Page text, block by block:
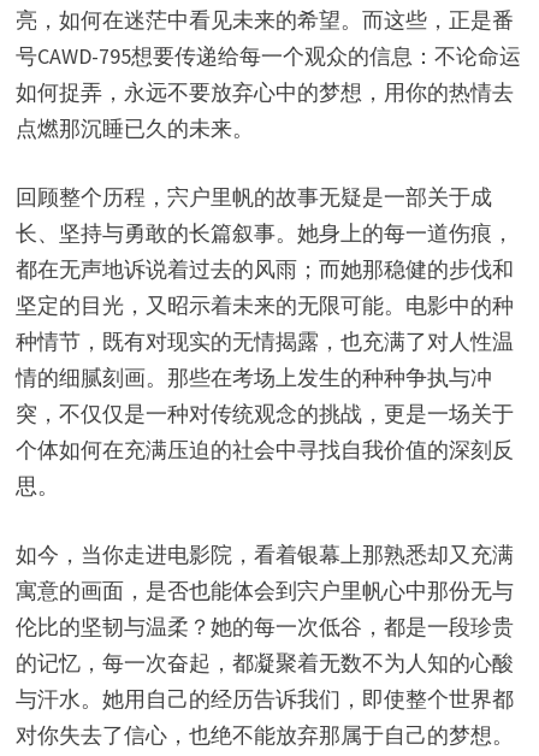
亮，如何在迷茫中看见未来的希望。而这些，正是番
号CAWD-795想要传递给每一个观众的信息：不论命运
如何捉弄，永远不要放弃心中的梦想，用你的热情去
点燃那沉睡已久的未来。
回顾整个历程，宍户里帆的故事无疑是一部关于成
长、坚持与勇敢的长篇叙事。她身上的每一道伤痕，
都在无声地诉说着过去的风雨；而她那稳健的步伐和
坚定的目光，又昭示着未来的无限可能。电影中的种
种情节，既有对现实的无情揭露，也充满了对人性温
情的细腻刻画。那些在考场上发生的种种争执与冲
突，不仅仅是一种对传统观念的挑战，更是一场关于
个体如何在充满压迫的社会中寻找自我价值的深刻反
思。
如今，当你走进电影院，看着银幕上那熟悉却又充满
寓意的画面，是否也能体会到宍户里帆心中那份无与
伦比的坚韧与温柔？她的每一次低谷，都是一段珍贵
的记忆，每一次奋起，都凝聚着无数不为人知的心酸
与汗水。她用自己的经历告诉我们，即使整个世界都
对你失去了信心，也绝不能放弃那属于自己的梦想。